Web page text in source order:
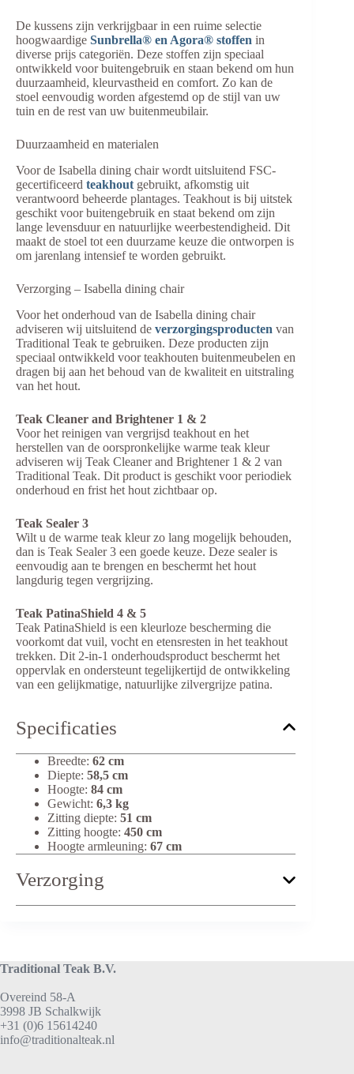
De kussens zijn verkrijgbaar in een ruime selectie
hoogwaardige Sunbrella® en Agora® stoffen in
diverse prijs categoriën. Deze stoffen zijn speciaal
ontwikkeld voor buitengebruik en staan bekend om hun
duurzaamheid, kleurvastheid en comfort. Zo kan de
stoel eenvoudig worden afgestemd op de stijl van uw
tuin en de rest van uw buitenmeubilair.
Duurzaamheid en materialen
Voor de Isabella dining chair wordt uitsluitend FSC-
gecertificeerd teakhout gebruikt, afkomstig uit
verantwoord beheerde plantages. Teakhout is bij uitstek
geschikt voor buitengebruik en staat bekend om zijn
lange levensduur en natuurlijke weerbestendigheid. Dit
maakt de stoel tot een duurzame keuze die ontworpen is
om jarenlang intensief te worden gebruikt.
Verzorging – Isabella dining chair
Voor het onderhoud van de Isabella dining chair
adviseren wij uitsluitend de verzorgingsproducten van
Traditional Teak te gebruiken. Deze producten zijn
speciaal ontwikkeld voor teakhouten buitenmeubelen en
dragen bij aan het behoud van de kwaliteit en uitstraling
van het hout.
Teak Cleaner and Brightener 1 & 2
Voor het reinigen van vergrijsd teakhout en het
herstellen van de oorspronkelijke warme teak kleur
adviseren wij Teak Cleaner and Brightener 1 & 2 van
Traditional Teak. Dit product is geschikt voor periodiek
onderhoud en frist het hout zichtbaar op.
Teak Sealer 3
Wilt u de warme teak kleur zo lang mogelijk behouden,
dan is Teak Sealer 3 een goede keuze. Deze sealer is
eenvoudig aan te brengen en beschermt het hout
langdurig tegen vergrijzing.
Teak PatinaShield 4 & 5
Teak PatinaShield is een kleurloze bescherming die
voorkomt dat vuil, vocht en etensresten in het teakhout
trekken. Dit 2-in-1 onderhoudsproduct beschermt het
oppervlak en ondersteunt tegelijkertijd de ontwikkeling
van een gelijkmatige, natuurlijke zilvergrijze patina.
Specificaties
Breedte: 62 cm
Diepte: 58,5 cm
Hoogte: 84 cm
Gewicht: 6,3 kg
Zitting diepte: 51 cm
Zitting hoogte: 450 cm
Hoogte armleuning: 67 cm
Verzorging
Traditional Teak B.V.
Overeind 58-A
3998 JB Schalkwijk
+31 (0)6 15614240
info@traditionalteak.nl